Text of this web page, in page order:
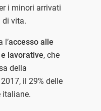
i minori arrivati
di vita.
l’accesso alle
lavorative, che
della
il 29% delle
italiane.